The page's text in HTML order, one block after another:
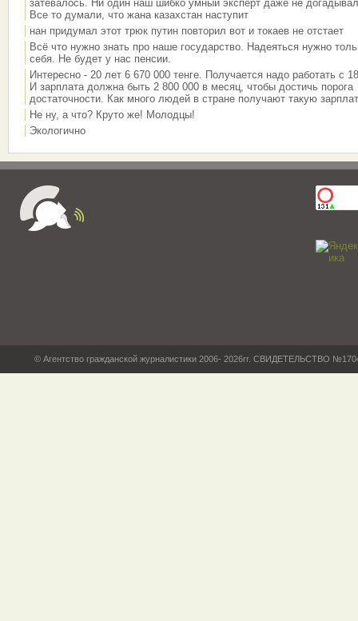
затевалось. Ни один наш шибко умный эксперт даже не
Все то думали, что жана казахстан наступит
нан придумал этот трюк путин повторил вот и токаев не отстает
Всё что нужно знать про наше государство. Надеяться нужно
себя. Не будет у нас пенсии.
Интересно - 20 лет 6 670 000 тенге. Получается надо работать с
И зарплата должна быть 2 800 000 в месяц, чтобы достичь порога
достаточности. Как много людей в стране получают такую
Не ну, а что? Круто же! Молодцы!
Экологично
© Агентство гражданской журналистики 2006- 2026гг. СВИДЕТЕЛЬСТВО